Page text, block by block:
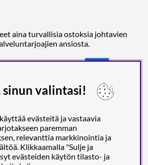
aina turvallisia ostoksia johtavien
ansiosta.
sinun valintasi!
evästeitä ja vastaavia
paremman
relevanttia markkinointia ja
Klikkaamalla "Sulje ja
evästeiden käytön tilasto- ja